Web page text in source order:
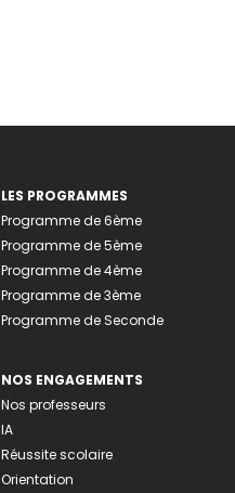
LES PROGRAMMES
Programme de 6ème
Programme de 5ème
Programme de 4ème
Programme de 3ème
Programme de Seconde
NOS ENGAGEMENTS
Nos professeurs
IA
Réussite scolaire
Orientation